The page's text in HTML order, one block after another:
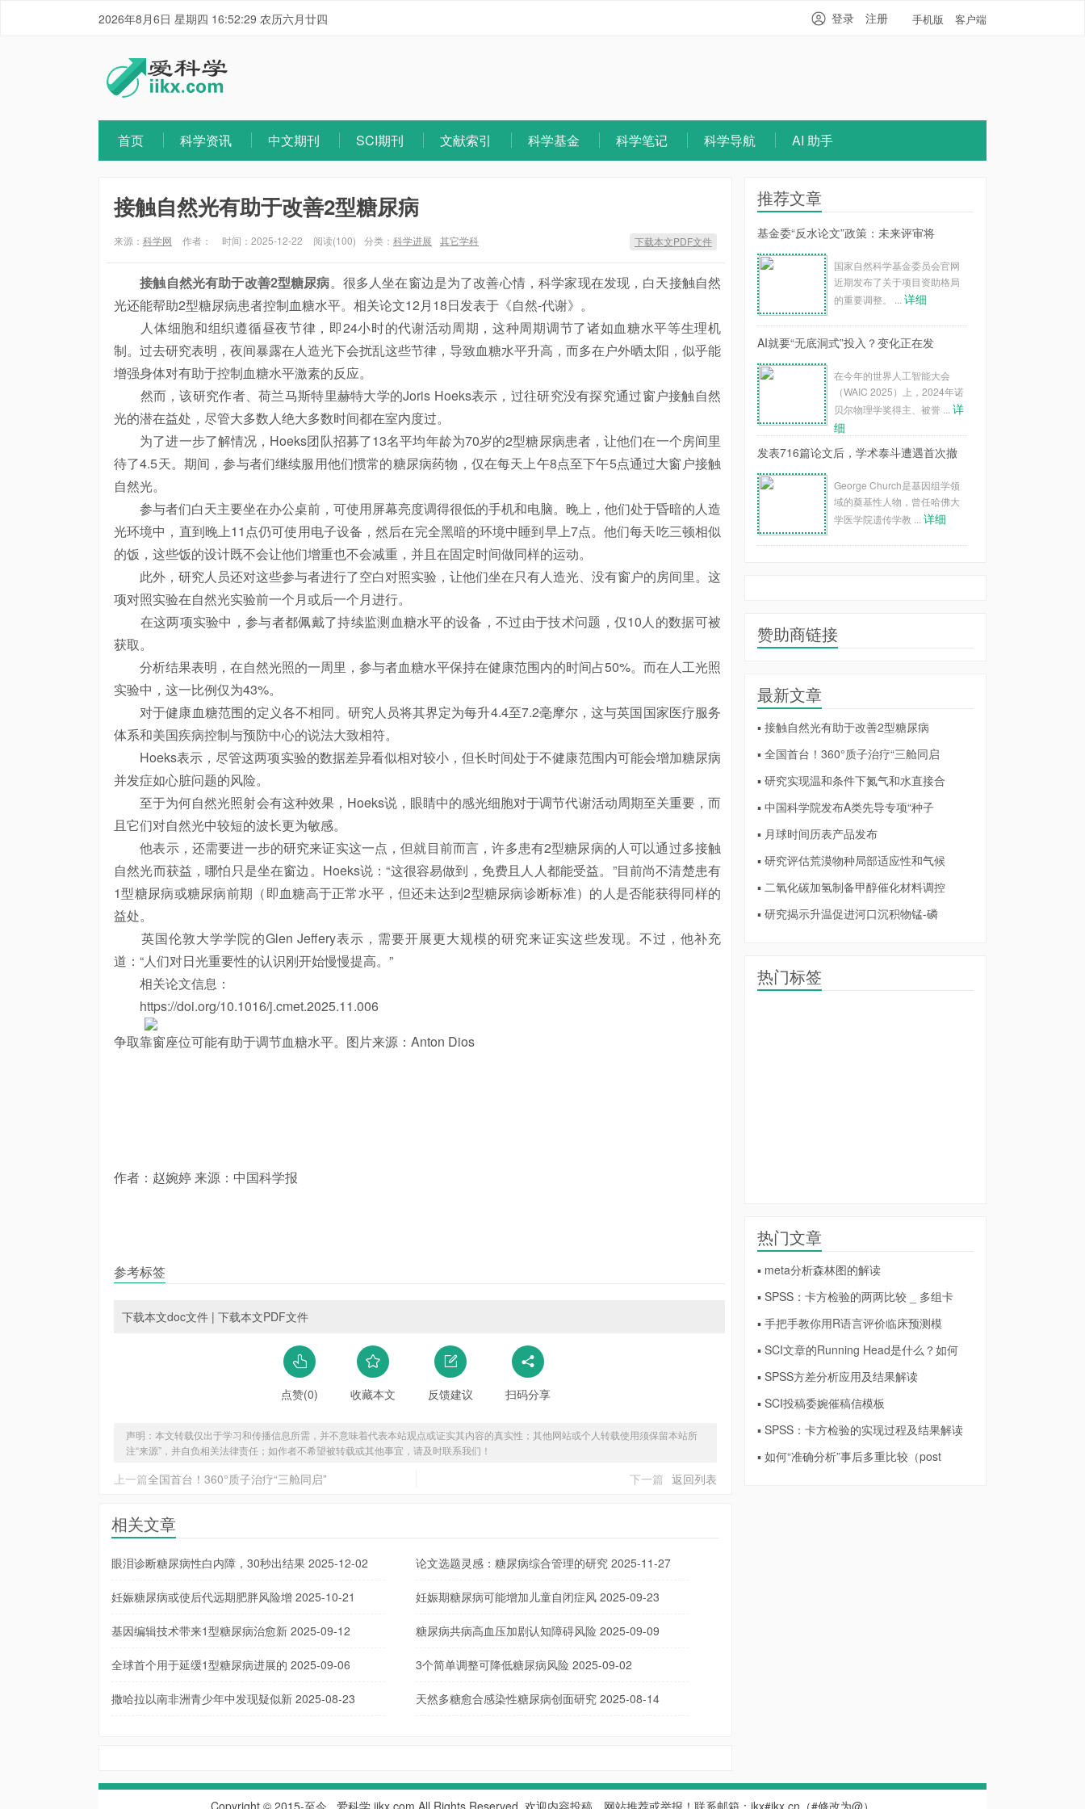
2026年8月6日 星期四 16:52:30 农历六月廿四 手机版 客户端
登录 注册
首页 科学资讯 中文期刊 SCI期刊 文献索引 科学基金 科学笔记 科学导航 AI 助手
接触自然光有助于改善2型糖尿病
来源： 科学网 作者： 时间：2025-12-22 阅读(100) 分类： 科学进展 其它学科 下载本文PDF文件
接触自然光有助于改善2型糖尿病。很多人坐在窗边是为了改善心情，科学家现在发现，白天接触自然
光还能帮助2型糖尿病患者控制血糖水平。相关论文12月18日发表于《自然-代谢》。
人体细胞和组织遵循昼夜节律，即24小时的代谢活动周期，这种周期调节了诸如血糖水平等生理机
制。过去研究表明，夜间暴露在人造光下会扰乱这些节律，导致血糖水平升高，而多在户外晒太阳，似乎能
增强身体对有助于控制血糖水平激素的反应。
然而，该研究作者、荷兰马斯特里赫特大学的Joris Hoeks表示，过往研究没有探究通过窗户接触自然
光的潜在益处，尽管大多数人绝大多数时间都在室内度过。
为了进一步了解情况，Hoeks团队招募了13名平均年龄为70岁的2型糖尿病患者，让他们在一个房间里
待了4.5天。期间，参与者们继续服用他们惯常的糖尿病药物，仅在每天上午8点至下午5点通过大窗户接触
自然光。
参与者们白天主要坐在办公桌前，可使用屏幕亮度调得很低的手机和电脑。晚上，他们处于昏暗的人造
光环境中，直到晚上11点仍可使用电子设备，然后在完全黑暗的环境中睡到早上7点。他们每天吃三顿相似
的饭，这些饭的设计既不会让他们增重也不会减重，并且在固定时间做同样的运动。
此外，研究人员还对这些参与者进行了空白对照实验，让他们坐在只有人造光、没有窗户的房间里。这
项对照实验在自然光实验前一个月或后一个月进行。
在这两项实验中，参与者都佩戴了持续监测血糖水平的设备，不过由于技术问题，仅10人的数据可被
获取。
分析结果表明，在自然光照的一周里，参与者血糖水平保持在健康范围内的时间占50%。而在人工光照
实验中，这一比例仅为43%。
对于健康血糖范围的定义各不相同。研究人员将其界定为每升4.4至7.2毫摩尔，这与英国国家医疗服务
体系和美国疾病控制与预防中心的说法大致相符。
Hoeks表示，尽管这两项实验的数据差异看似相对较小，但长时间处于不健康范围内可能会增加糖尿病
并发症如心脏问题的风险。
至于为何自然光照射会有这种效果，Hoeks说，眼睛中的感光细胞对于调节代谢活动周期至关重要，而
且它们对自然光中较短的波长更为敏感。
他表示，还需要进一步的研究来证实这一点，但就目前而言，许多患有2型糖尿病的人可以通过多接触
自然光而获益，哪怕只是坐在窗边。Hoeks说：“这很容易做到，免费且人人都能受益。”目前尚不清楚患有
1型糖尿病或糖尿病前期（即血糖高于正常水平，但还未达到2型糖尿病诊断标准）的人是否能获得同样的
益处。
英国伦敦大学学院的Glen Jeffery表示，需要开展更大规模的研究来证实这些发现。不过，他补充
道：“人们对日光重要性的认识刚开始慢慢提高。”
相关论文信息：
https://doi.org/10.1016/j.cmet.2025.11.006
争取靠窗座位可能有助于调节血糖水平。图片来源：Anton Dios
作者：赵婉婷 来源：中国科学报
参考标签
下载本文doc文件 | 下载本文PDF文件
点赞(0) 收藏本文 反馈建议 扫码分享
声明：本文转载仅出于学习和传播信息所需，并不意味着代表本站观点或证实其内容的真实性；其他网站或个人转载使用须保留本站所
注“来源”，并自负相关法律责任；如作者不希望被转载或其他事宜，请及时联系我们！
上一篇全国首台！360°质子治疗“三舱同启” 下一篇 返回列表
相关文章
眼泪诊断糖尿病性白内障，30秒出结果 2025-12-02 论文选题灵感：糖尿病综合管理的研究2025-11-27
妊娠糖尿病或使后代远期肥胖风险增 2025-10-21 妊娠期糖尿病可能增加儿童自闭症风2025-09-23
基因编辑技术带来1型糖尿病治愈新 2025-09-12 糖尿病共病高血压加剧认知障碍风险2025-09-09
全球首个用于延缓1型糖尿病进展的 2025-09-06 3个简单调整可降低糖尿病风险2025-09-02
撒哈拉以南非洲青少年中发现疑似新 2025-08-23 天然多糖愈合感染性糖尿病创面研究2025-08-14
推荐文章
基金委“反水论文”政策：未来评审将
国家自然科学基金委员会官网
近期发布了关于项目资助格局
的重要调整。 ... 详细
AI就要“无底洞式”投入？变化正在发
在今年的世界人工智能大会
（WAIC 2025）上，2024年诺
贝尔物理学奖得主、被誉 ... 详
细
发表716篇论文后，学术泰斗遭遇首次撤
George Church是基因组学领
域的奠基性人物，曾任哈佛大
学医学院遗传学教 ... 详细
赞助商链接
最新文章
▪ 接触自然光有助于改善2型糖尿病
▪ 全国首台！360°质子治疗“三舱同启
▪ 研究实现温和条件下氮气和水直接合
▪ 中国科学院发布A类先导专项“种子
▪ 月球时间历表产品发布
▪ 研究评估荒漠物种局部适应性和气候
▪ 二氧化碳加氢制备甲醇催化材料调控
▪ 研究揭示升温促进河口沉积物锰-磷
热门标签
热门文章
▪ meta分析森林图的解读
▪ SPSS：卡方检验的两两比较 _ 多组卡
▪ 手把手教你用R语言评价临床预测模
▪ SCI文章的Running Head是什么？如何
▪ SPSS方差分析应用及结果解读
▪ SCI投稿委婉催稿信模板
▪ SPSS：卡方检验的实现过程及结果解读
▪ 如何“准确分析”事后多重比较（post
Copyright © 2015-至今 爱科学 iikx.com All Rights Reserved. 欢迎内容投稿、网站推荐或举报！联系邮箱：ikx#ikx.cn（#修改为@）